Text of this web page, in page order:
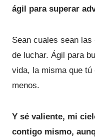
ágil para superar
Sean cuales sean
de luchar. Ágil para
vida, la misma que
menos.
Y sé valiente, mi
contigo mismo,